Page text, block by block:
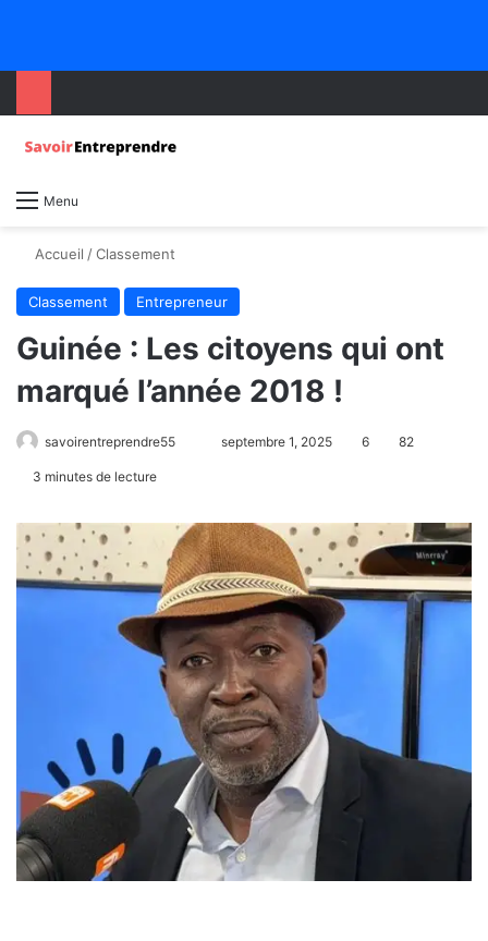
Menu
Accueil /Classement
Classement Entrepreneur
Guinée : Les citoyens qui ont
marqué l’année 2018 !
savoirentreprendre55 septembre 1, 2025 6 82
3 minutes de lecture